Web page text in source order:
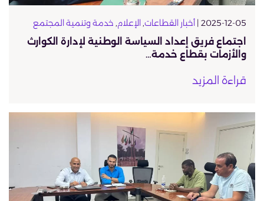
2025-12-05 | أخبار القطاعات, الإعلام, خدمة وتنمية المجتمع
اجتماع فريق إعداد السياسة الوطنية لإدارة الكوارث
والأزمات بقطاع خدمة…
قراءة المزيد